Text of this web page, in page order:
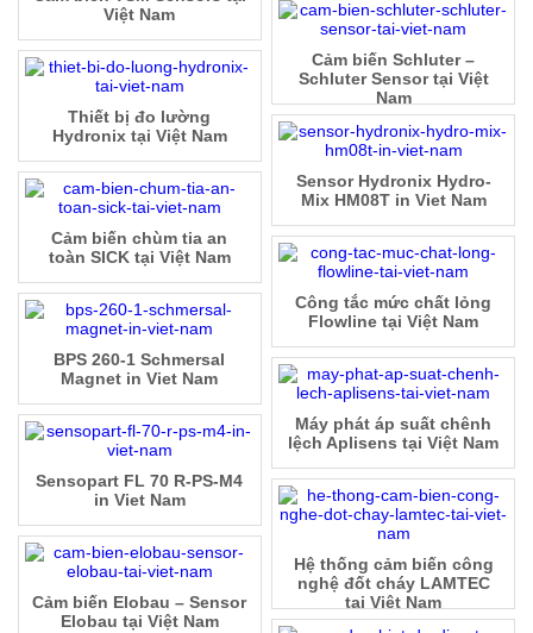
Việt Nam
Cảm biến Schluter –
Schluter Sensor tại Việt
Nam
Thiết bị đo lường
Hydronix tại Việt Nam
Sensor Hydronix Hydro-
Mix HM08T in Viet Nam
Cảm biến chùm tia an
toàn SICK tại Việt Nam
Công tắc mức chất lỏng
Flowline tại Việt Nam
BPS 260-1 Schmersal
Magnet in Viet Nam
Máy phát áp suất chênh
lệch Aplisens tại Việt Nam
Sensopart FL 70 R-PS-M4
in Viet Nam
Hệ thống cảm biến công
nghệ đốt cháy LAMTEC
tại Việt Nam
Cảm biến Elobau – Sensor
Elobau tại Việt Nam